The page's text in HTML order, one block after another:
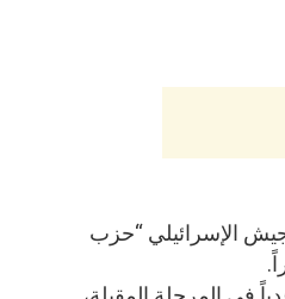
الإسرائيلي “حزب